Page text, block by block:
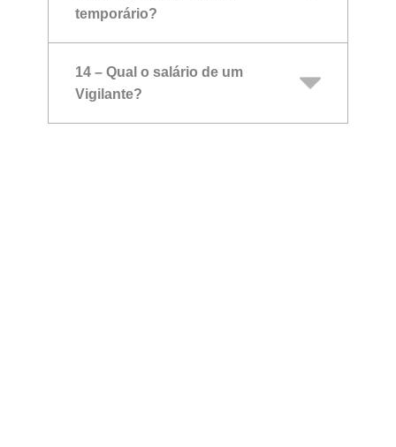
temporário?
14 – Qual o salário de um
Vigilante?